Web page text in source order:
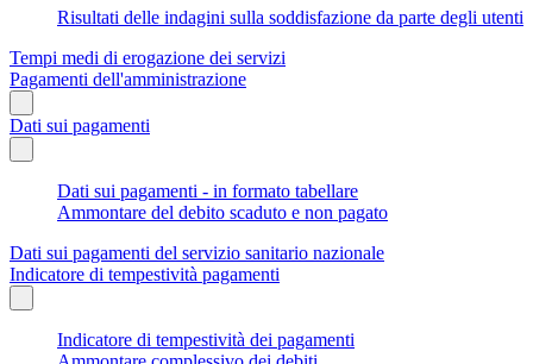
Risultati delle indagini sulla soddisfazione da parte degli utenti
Tempi medi di erogazione dei servizi
Pagamenti dell'amministrazione
Dati sui pagamenti
Dati sui pagamenti - in formato tabellare
Ammontare del debito scaduto e non pagato
Dati sui pagamenti del servizio sanitario nazionale
Indicatore di tempestività pagamenti
Indicatore di tempestività dei pagamenti